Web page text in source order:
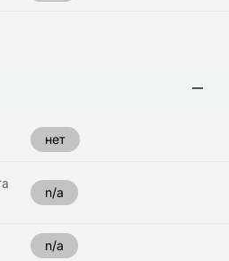
нет
n/a
n/a